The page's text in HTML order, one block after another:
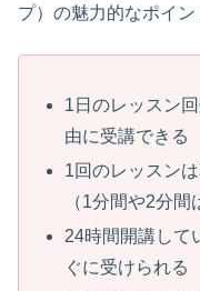
プ）の魅力的なポイン
1日のレッスン
由に受講できる
1回のレッスン
（1分間や2分間
24時間開講して
ぐに受けられる